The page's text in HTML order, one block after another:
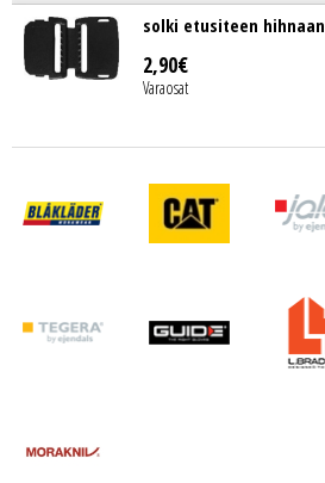
solki etusiteen hihnaan
2,90€
Varaosat